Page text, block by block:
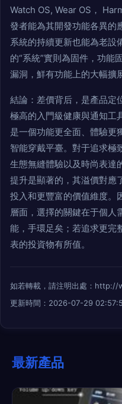
Watch OS, Wear OS，
發者能為其開發功能各異的
系統的持續更新也能為老設
的“系統”實則為固件，功能
漏洞，鮮有功能上的大幅擴
結論：差價背后，是產品定
極高的入門級健康與通知工
是一個功能更全面、體驗更
智能穿戴平臺。對于追求極
生態無縫體驗以及時尚表達
提升是顯著的，其溢價對應
投入和更豐富的價值維度。
層面，選擇的關鍵在于個人
能，手環足矣；若追求更完
表的投資物有所值。
如若轉載，請注明出處：
更新時間：2026-07-29
最新產品